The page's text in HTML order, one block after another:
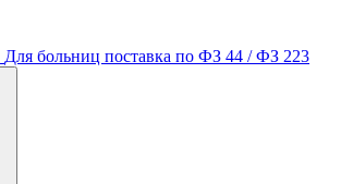
Для больниц поставка по ФЗ 44 / ФЗ 223